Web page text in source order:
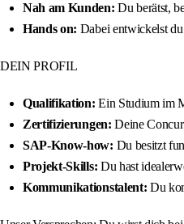
Nah am Kunden: Du berätst,
Hands on: Dabei entwickelst
DEIN PROFIL
Qualifikation: Ein Studium im
Zertifizierungen: Deine
SAP-Know-how: Du besitzt
Projekt-Skills: Du hast
Kommunikationstalent: Du